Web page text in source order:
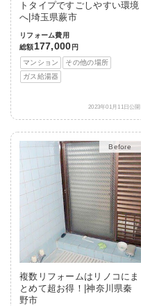
トタイプですごしやすい環境
へ|埼玉県蕨市
リフォーム費用
総額177,000 円
マンション
その他の場所
ガス給湯器
2023年01月11日公開
Before
After
複数リフォームはリノコにま
とめて超お得！|神奈川県秦
野市